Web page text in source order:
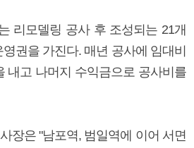
리모델링 공사 후 조성되는 21개
권을 가진다. 매년 공사에 임대비
내고 나머지 수익금으로 공사비를
장은 "남포역, 범일역에 이어 서면